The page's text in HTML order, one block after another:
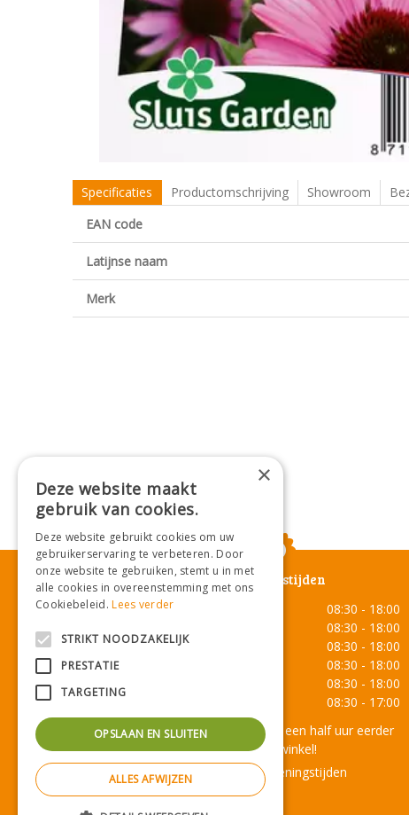
Specificaties Productomschrijving Showroom
EAN code
Latijnse naam
Merk
Openingstijden
Maandag
08:30 - 18:00
08:30 - 18:00
Woensdag
08:30 - 18:00
08:30 - 18:00
08:30 - 18:00
08:30 - 17:00
Onze lunchroom sluit een half uur eerder
dan de winkel!
Toon alle openingstijden
×
Deze website maakt
gebruik van cookies.
Deze website gebruikt cookies om uw
gebruikerservaring te verbeteren. Door
onze website te gebruiken, stemt u in met
alle cookies in overeenstemming met ons
Cookiebeleid.Lees verder
STRIKT NOODZAKELIJK
PRESTATIE
TARGETING
OPSLAAN EN SLUITEN
ALLES AFWIJZEN